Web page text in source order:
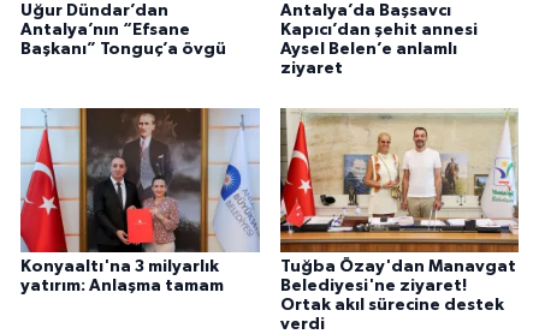
Uğur Dündar’dan
Antalya’nın “Efsane
Başkanı” Tonguç’a övgü
Antalya’da Başsavcı
Kapıcı’dan şehit annesi
Aysel Belen’e anlamlı
ziyaret
Konyaaltı'na 3 milyarlık
yatırım: Anlaşma tamam
Tuğba Özay'dan Manavgat
Belediyesi'ne ziyaret!
Ortak akıl sürecine destek
verdi